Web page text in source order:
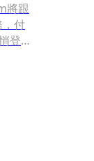
將跟
，付
登陸